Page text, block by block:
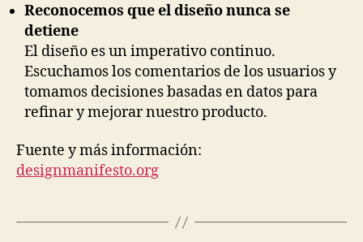
Reconocemos que el diseño nunca se
detiene
El diseño es un imperativo continuo.
Escuchamos los comentarios de los usuarios y
tomamos decisiones basadas en datos para
refinar y mejorar nuestro producto.
Fuente y más información:
designmanifesto.org